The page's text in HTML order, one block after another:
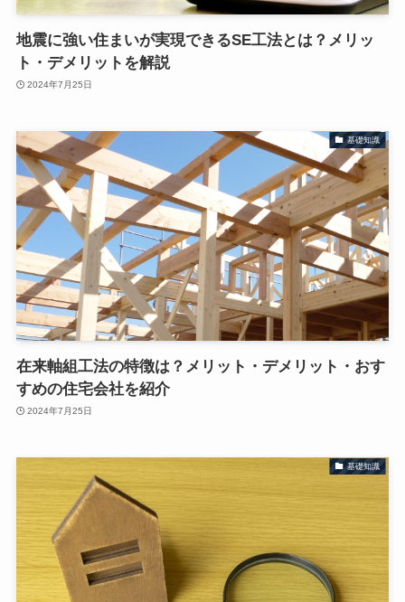
地震に強い住まいが実現できるSE工法とは？メリッ
ト・デメリットを解説
2024年7月25日
基礎知識
在来軸組工法の特徴は？メリット・デメリット・おす
すめの住宅会社を紹介
2024年7月25日
基礎知識